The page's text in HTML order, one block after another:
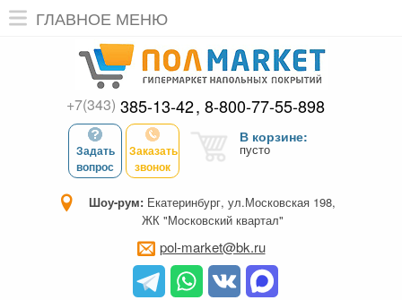
ГЛАВНОЕ МЕНЮ
+7(343) 385-13-42 8-800-77-55-898
Задать
вопрос
Заказать
звонок
В корзине:
пусто
Шоу-рум: Екатеринбург, ул.Московская 198,
ЖК "Московский квартал"
pol-market@bk.ru